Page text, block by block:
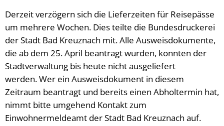
Derzeit verzögern sich die Lieferzeiten für Reisepässe
um mehrere Wochen. Dies teilte die Bundesdruckerei
der Stadt Bad Kreuznach mit. Alle Ausweisdokumente,
die ab dem 25. April beantragt wurden, konnten der
Stadtverwaltung bis heute nicht ausgeliefert
werden. Wer ein Ausweisdokument in diesem
Zeitraum beantragt und bereits einen Abholtermin hat,
nimmt bitte umgehend Kontakt zum
Einwohnermeldeamt der Stadt Bad Kreuznach auf.